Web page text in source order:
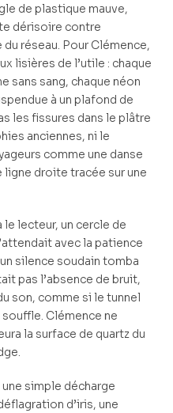
de plastique mauve,
dérisoire contre
réseau. Pour Clémence,
lisières de l’utile : chaque
sans sang, chaque néon
à un plafond de
les fissures dans le plâtre
anciennes, ni le
comme une danse
ligne droite tracée sur une
le lecteur, un cercle de
avec la patience
silence soudain tomba
pas l’absence de bruit,
son, comme si le tunnel
Clémence ne
la surface de quartz du
simple décharge
d’iris, une